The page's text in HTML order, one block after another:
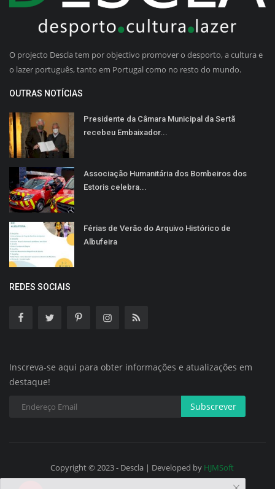
O projecto Descla tem por objectivo promover o desporto, a cultura e
o lazer português, tanto em Portugal como no resto do mundo.
OUTRAS NOTÍCIAS
Presidente da Câmara Municipal da Sertã
recebeu Embaixador...
Associação Humanitária dos Bombeiros dos
Estoris celebra...
Férias de Verão do Arquivo Histórico de
Albufeira
REDES SOCIAIS
Inscreva-se aqui para obter informações e atualizações em
destaque!
Subscrever
Copyright © 2023 - Descla | Developed by HJMSoft